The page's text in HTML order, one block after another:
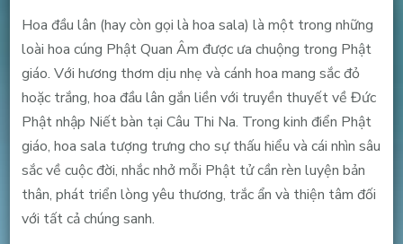
Hoa đầu lân (hay còn gọi là hoa sala) là một trong những
loài hoa cúng Phật Quan Âm được ưa chuộng trong Phật
giáo. Với hương thơm dịu nhẹ và cánh hoa mang sắc đỏ
hoặc trắng, hoa đầu lân gắn liền với truyền thuyết về Đức
Phật nhập Niết bàn tại Câu Thi Na. Trong kinh điển Phật
giáo, hoa sala tượng trưng cho sự thấu hiểu và cái nhìn sâu
sắc về cuộc đời, nhắc nhở mỗi Phật tử cần rèn luyện bản
thân, phát triển lòng yêu thương, trắc ẩn và thiện tâm đối
với tất cả chúng sanh.